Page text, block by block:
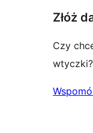
Złóż
Czy
wtyczki?